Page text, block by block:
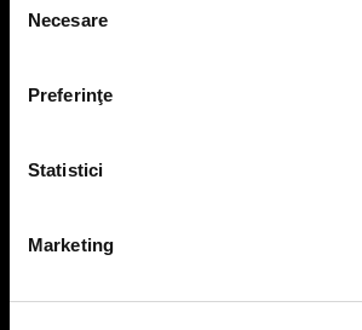
consimțământului
Necesare
Preferinţe
Statistici
Marketing
Politica privind prelucrarea datelor
Condiții de desfășurare „Descarcă KFC